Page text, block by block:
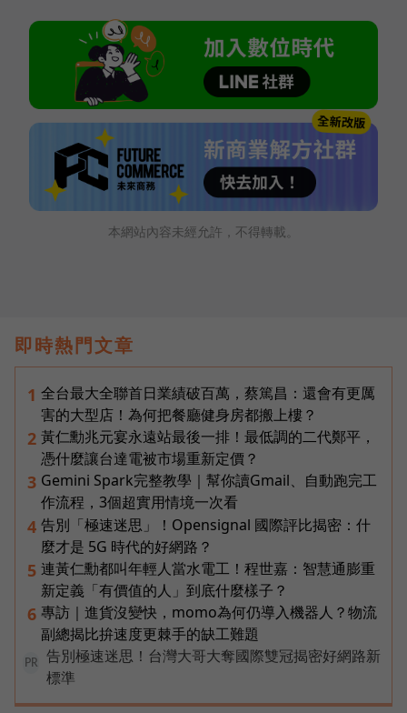
本網站內容未經允許，不得轉載。
即時熱門文章
1 全台最大全聯首日業績破百萬，蔡篤昌：還會有更厲
害的大型店！為何把餐廳健身房都搬上樓？
2 黃仁勳兆元宴永遠站最後一排！最低調的二代鄭平，
憑什麼讓台達電被市場重新定價？
3 Gemini Spark完整教學｜幫你讀Gmail、自動跑完工
作流程，3個超實用情境一次看
4 告別「極速迷思」！Opensignal 國際評比揭密：什
麼才是 5G 時代的好網路？
5 連黃仁勳都叫年輕人當水電工！程世嘉：智慧通膨重
新定義「有價值的人」到底什麼樣子？
6 專訪｜進貨沒變快，momo為何仍導入機器人？物流
副總揭比拚速度更棘手的缺工難題
PR
告別極速迷思！台灣大哥大奪國際雙冠揭密好網路新
標準